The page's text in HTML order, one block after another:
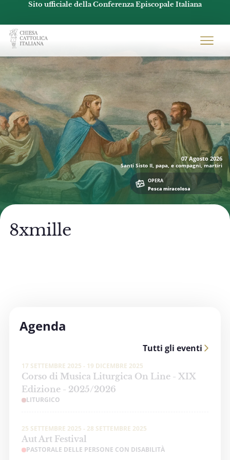
Sito ufficiale della Conferenza Episcopale Italiana
Chiesacattolica.it
07 Agosto 2026
Santi Sisto II, papa, e compagni, martiri
OPERA
Pesca miracolosa
8xmille
Agenda
Tutti gli eventi
17 SETTEMBRE 2025 - 19 DICEMBRE 2025
Corso di Musica Liturgica On Line - XIX
Edizione - 2025/2026
LITURGICO
25 SETTEMBRE 2025 - 28 SETTEMBRE 2025
Aut Art Festival
PASTORALE DELLE PERSONE CON DISABILITÀ